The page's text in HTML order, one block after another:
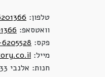
טלפון:
וואטסאפ:
פקס:
מייל:
חנות: אלנבי 33 תל אביב